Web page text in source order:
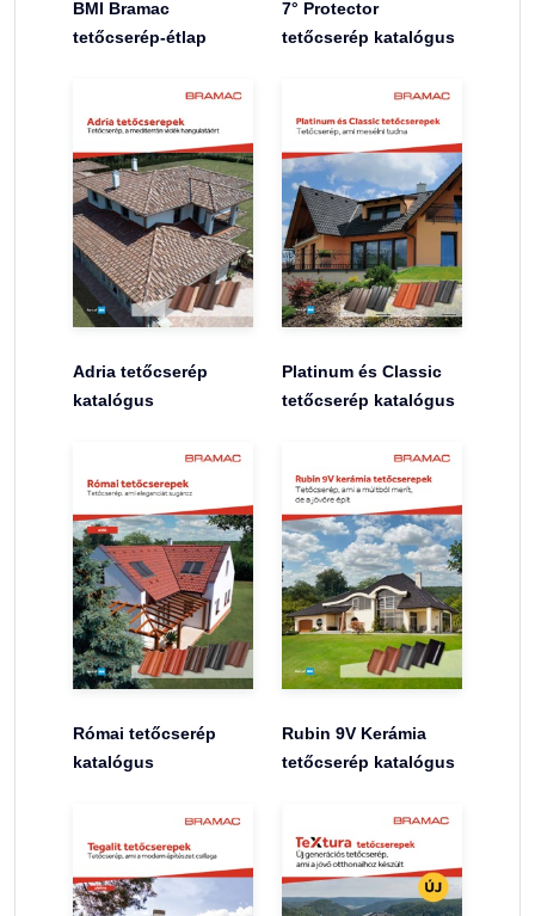
BMI Bramac
tetőcserép-étlap
7° Protector
tetőcserép katalógus
Adria tetőcserép
katalógus
Platinum és Classic
tetőcserép katalógus
Római tetőcserép
katalógus
Rubin 9V Kerámia
tetőcserép katalógus